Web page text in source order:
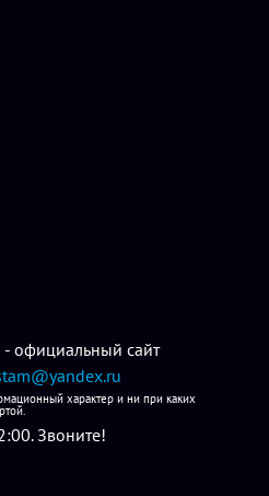
официальный сайт
характер и ни при каких
Звоните!